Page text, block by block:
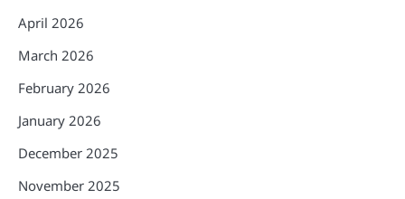
April 2026
March 2026
February 2026
January 2026
December 2025
November 2025